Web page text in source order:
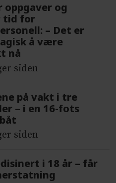
oppgaver og
tid for
– Det er
å være
nå
siden
på vakt i tre
– i en 16-fots
siden
i 18 år – får